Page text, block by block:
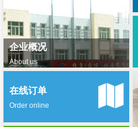
企业概况
About us
在线订单
Order online